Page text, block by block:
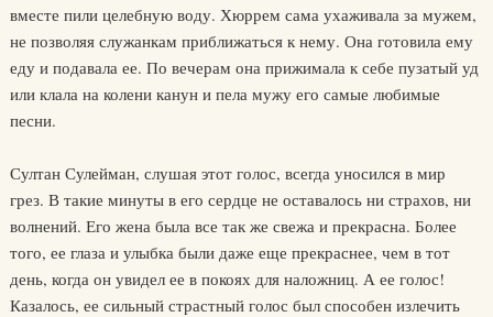
вместе пили целебную воду. Хюррем сама ухаживала за мужем,
не позволяя служанкам приближаться к нему. Она готовила ему
еду и подавала ее. По вечерам она прижимала к себе пузатый уд
или клала на колени канун и пела мужу его самые любимые
песни.
Султан Сулейман, слушая этот голос, всегда уносился в мир
грез. В такие минуты в его сердце не оставалось ни страхов, ни
волнений. Его жена была все так же свежа и прекрасна. Более
того, ее глаза и улыбка были даже еще прекраснее, чем в тот
день, когда он увидел ее в покоях для наложниц. А ее голос!
Казалось, ее сильный страстный голос был способен излечить